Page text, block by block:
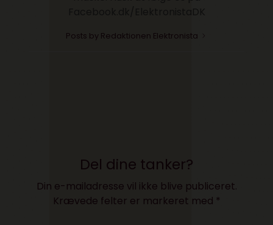
Posts by Redaktionen Elektronista
Del dine tanker?
Din e-mailadresse vil ikke blive publiceret.
Krævede felter er markeret med *